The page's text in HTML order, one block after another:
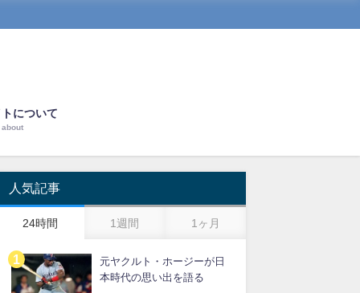
について
about
人気記事
24時間 1週間 1ヶ月
元ヤクルト・ホージーが日
本時代の思い出を語る